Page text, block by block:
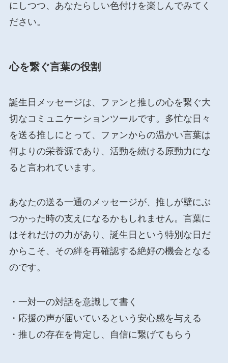
にしつつ、あなたらしい色付けを楽しんでみてく
ださい。
心を繋ぐ言葉の役割
誕生日メッセージは、ファンと推しの心を繋ぐ大
切なコミュニケーションツールです。多忙な日々
を送る推しにとって、ファンからの温かい言葉は
何よりの栄養源であり、活動を続ける原動力にな
ると言われています。
あなたの送る一通のメッセージが、推しが壁にぶ
つかった時の支えになるかもしれません。言葉に
はそれだけの力があり、誕生日という特別な日だ
からこそ、その絆を再確認する絶好の機会となる
のです。
・一対一の対話を意識して書く
・応援の声が届いているという安心感を与える
・推しの存在を肯定し、自信に繋げてもらう